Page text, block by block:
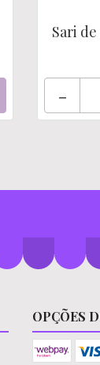
Sari
-
OPÇÕES